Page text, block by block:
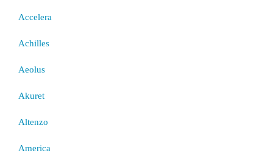
Accelera
Achilles
Aeolus
Akuret
Altenzo
America